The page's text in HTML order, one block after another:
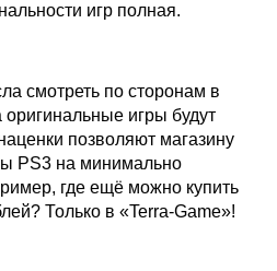
игр полная.
смотреть по сторонам в
игры будут
позволяют магазину
PS3 на минимально
где ещё можно купить
Только в «Terra-Game»!